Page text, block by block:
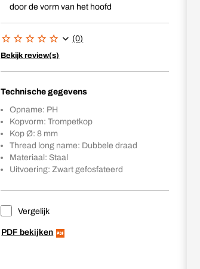
door de vorm van het hoofd
(0)
Bekijk review(s)
Technische gegevens
Opname: PH
Kopvorm: Trompetkop
Kop Ø: 8 mm
Thread long name: Dubbele draad
Materiaal: Staal
Uitvoering: Zwart gefosfateerd
Vergelijk
PDF bekijken